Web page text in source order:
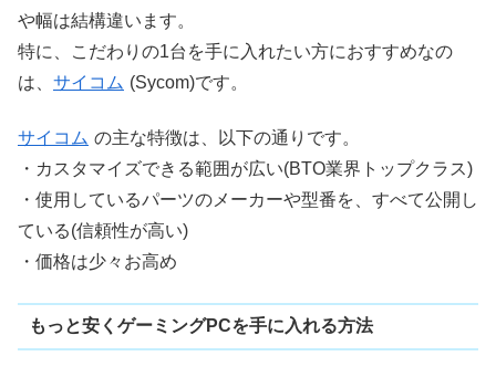
や幅は結構違います。
特に、こだわりの1台を手に入れたい方におすすめなの
は、 サイコム (Sycom)です。
サイコム の主な特徴は、以下の通りです。
・カスタマイズできる範囲が広い(BTO業界トップクラス)
・使用しているパーツのメーカーや型番を、すべて公開し
ている(信頼性が高い)
・価格は少々お高め
もっと安くゲーミングPCを手に入れる方法